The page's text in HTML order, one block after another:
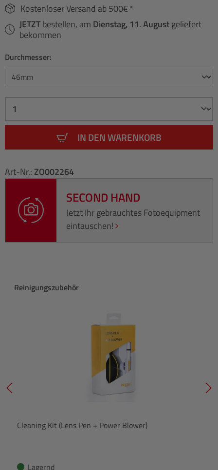
Kostenloser Versand ab 500€ *
JETZTbestellen, am Dienstag, 11. Augustgeliefert
bekommen
Durchmesser:
IN DEN WARENKORB
Art-Nr.: ZO002264
SECOND HAND
Jetzt Ihr gebrauchtes Fotoequipment
eintauschen!
Produktgalerie überspringen
Reinigungszubehör
Cleaning Kit (Lens Pen + Power Blower)
Lagernd